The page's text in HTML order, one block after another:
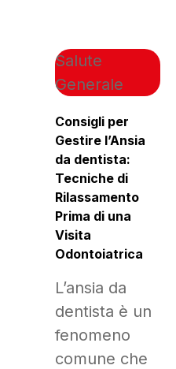
Salute
Generale
Consigli per
Gestire l’Ansia
da dentista:
Tecniche di
Rilassamento
Prima di una
Visita
Odontoiatrica
L’ansia da
dentista è un
fenomeno
comune che